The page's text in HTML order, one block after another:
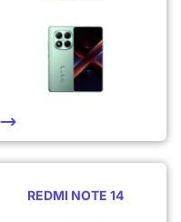
REDMI NOTE 14